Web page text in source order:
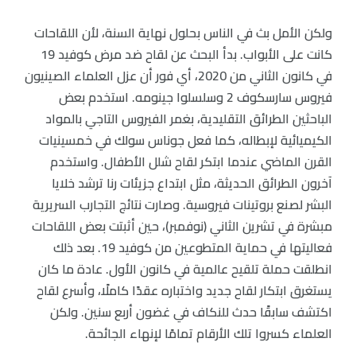
ولكن الأمل بث في الناس بحلول نهاية السنة، لأن اللقاحات
كانت على الأبواب. بدأ البحث عن لقاح ضد مرض كوفيد 19
في كانون الثاني من 2020، أي فور أن عزل العلماء الصينيون
فيروس سارسكوف 2 وسلسلوا جينومه. استخدم بعض
الباحثين الطرائق التقليدية، بغمر الفيروس التاجي بالمواد
الكيميائية لإبطاله، كما فعل جوناس سولك في خمسينيات
القرن الماضي عندما ابتكر لقاح شلل الأطفال. واستخدم
آخرون الطرائق الحديثة، مثل ابتداع جزيئات رنا ترشد خلايا
البشر لصنع بروتينات فيروسية. وصارت نتائج التجارب السريرية
مبشرة في تشرين الثاني (نوفمبر)، حين أثبتت بعض اللقاحات
فعاليتها في حماية المتطوعين من كوفيد 19. بعد ذلك
انطلقت حملة تلقيح عالمية في كانون الأول. عادة ما كان
يستغرق ابتكار لقاح جديد واختباره عقدًا كاملًا، وأسرع لقاح
اكتشف سابقًا حدث للنكاف في غضون أربع سنين. ولكن
العلماء كسروا تلك الأرقام تمامًا لإنهاء الجائحة.